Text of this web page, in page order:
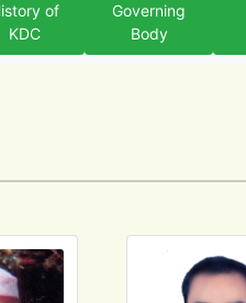
of
KDC
Governing
Body